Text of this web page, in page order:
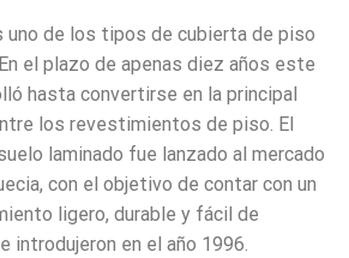
uno de los tipos de cubierta de piso
el plazo de apenas diez años este
hasta convertirse en la principal
los revestimientos de piso. El
laminado fue lanzado al mercado
con el objetivo de contar con un
ligero, durable y fácil de
introdujeron en el año 1996.